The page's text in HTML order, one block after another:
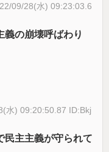
09/28(水) 09:23:03.6
義の崩壊呼ばわり
水) 09:20:50.87 ID:Bkj
民主主義が守られて